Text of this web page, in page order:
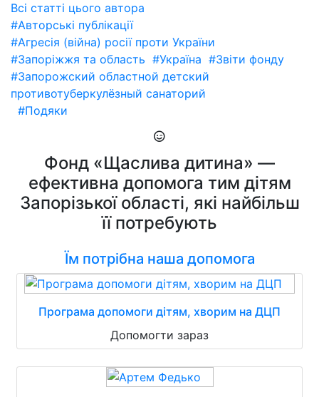
Всі статті цього автора
#Авторські публікації
#Агресія (війна) росії проти України
#Запоріжжя та область #Україна #Звіти фонду
#Запорожский областной детский
противотуберкулёзный санаторий
#Подяки
Фонд «Щаслива дитина» —
ефективна допомога тим дітям
Запорізької області, які найбільш
її потребують
Їм потрібна наша допомога
Програма допомоги дітям, хворим на ДЦП
Допомогти зараз